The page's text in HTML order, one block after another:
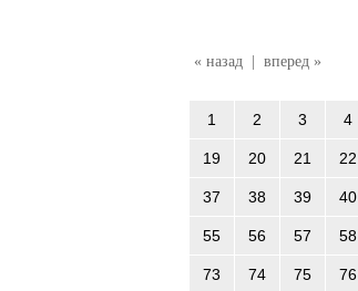
« назад вперед »
1 2 3 4
19 20 21 22
37 38 39 40
55 56 57 58
73 74 75 76